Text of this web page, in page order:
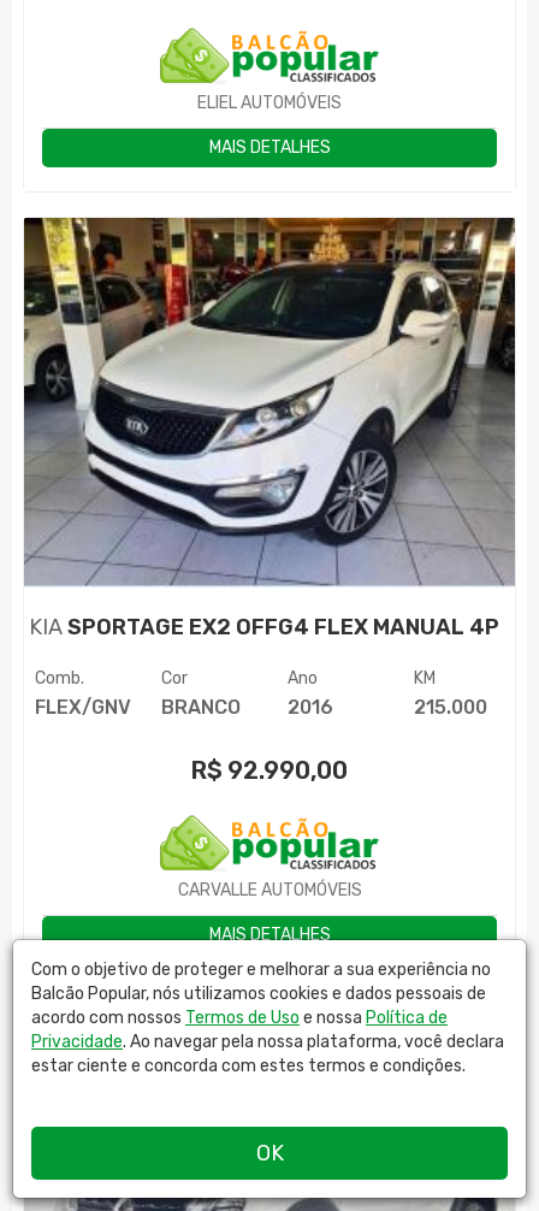
ELIEL AUTOMÓVEIS
MAIS DETALHES
KIASPORTAGE EX2 OFFG4 FLEX MANUAL 4P
Comb.
FLEX/GNV
Cor
BRANCO
Ano
2016
KM
215.000
R$ 92.990,00
CARVALLE AUTOMÓVEIS
MAIS DETALHES
Com o objetivo de proteger e melhorar a sua experiência no
Balcão Popular, nós utilizamos cookies e dados pessoais de
acordo com nossos Termos de Uso e nossa Política de
Privacidade. Ao navegar pela nossa plataforma, você declara
estar ciente e concorda com estes termos e condições.
OK